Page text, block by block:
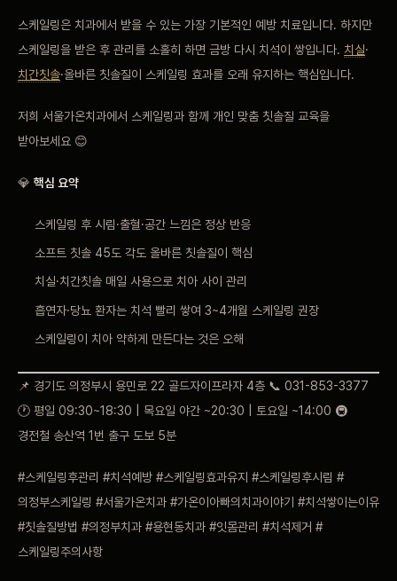
스케일링은 치과에서 받을 수 있는 가장 기본적인 예방 치료입니다. 하지만
스케일링을 받은 후 관리를 소홀히 하면 금방 다시 치석이 쌓입니다. 치실·
치간칫솔·올바른 칫솔질이 스케일링 효과를 오래 유지하는 핵심입니다.
저희 서울가온치과에서 스케일링과 함께 개인 맞춤 칫솔질 교육을
받아보세요 😊
💎 핵심 요약
스케일링 후 시림·출혈·공간 느낌은 정상 반응
소프트 칫솔 45도 각도 올바른 칫솔질이 핵심
치실·치간칫솔 매일 사용으로 치아 사이 관리
흡연자·당뇨 환자는 치석 빨리 쌓여 3~4개월 스케일링 권장
스케일링이 치아 약하게 만든다는 것은 오해
📌 경기도 의정부시 용민로 22 골드자이프라자 4층 📞 031-853-3377
🕐 평일 09:30~18:30 | 목요일 야간 ~20:30 | 토요일 ~14:00 🚇
경전철 송산역 1번 출구 도보 5분
#스케일링후관리 #치석예방 #스케일링효과유지 #스케일링후시림 #
의정부스케일링 #서울가온치과 #가온이아빠의치과이야기 #치석쌓이는이유
#칫솔질방법 #의정부치과 #용현동치과 #잇몸관리 #치석제거 #
스케일링주의사항